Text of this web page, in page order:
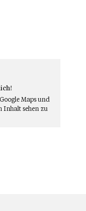
Mapsund
Inhalt sehen zu